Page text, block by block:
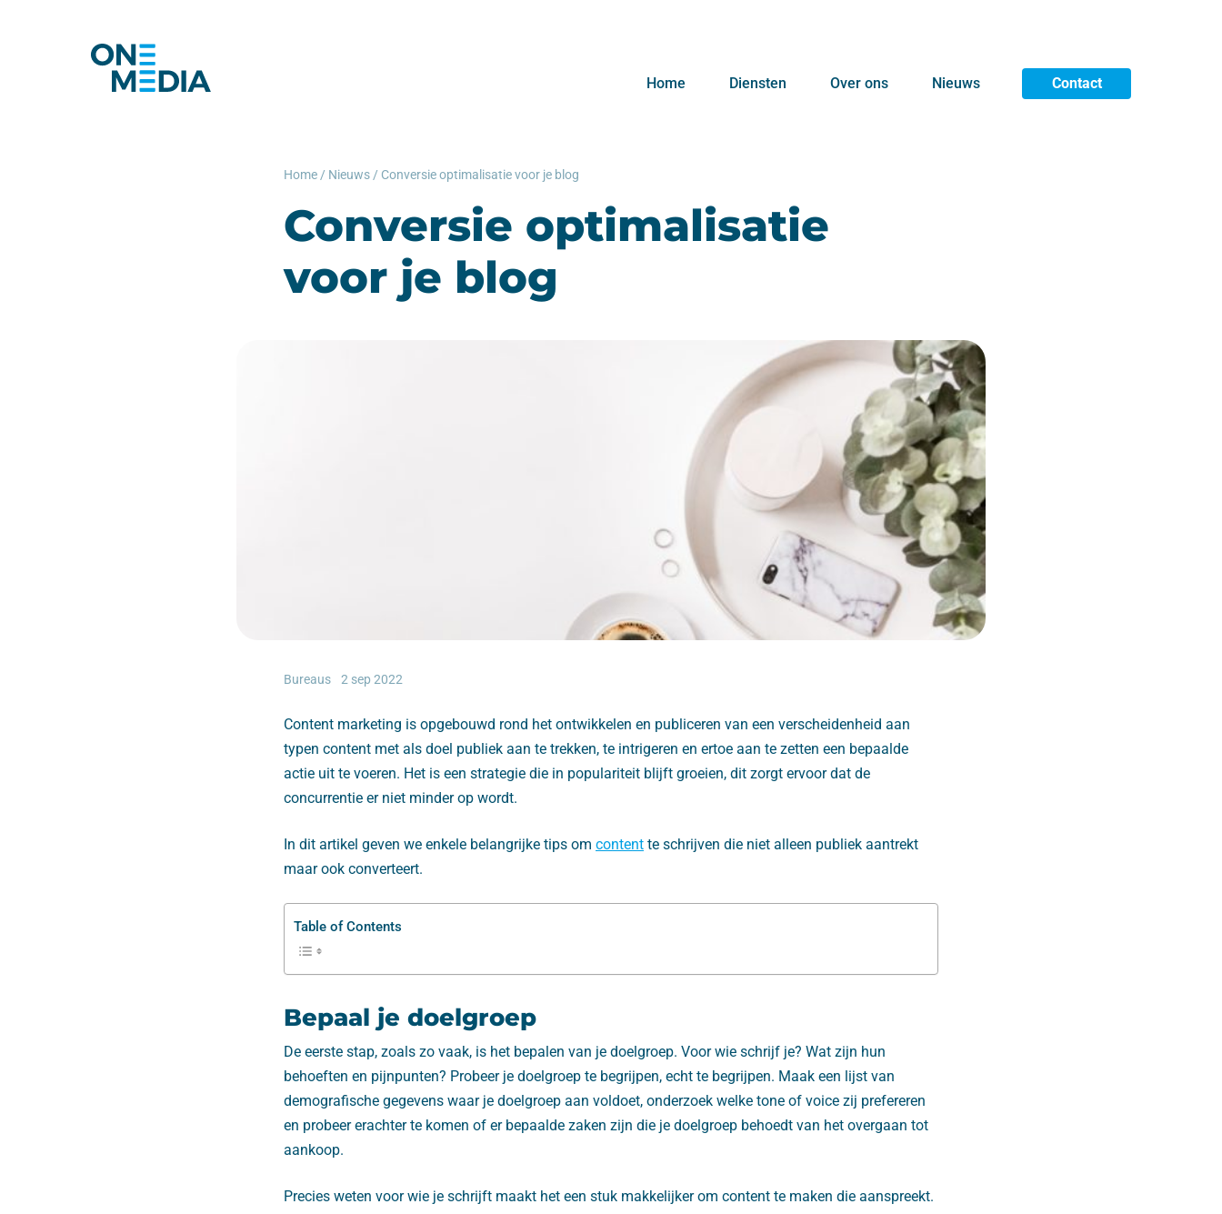
Home Diensten Over ons Nieuws Contact
Home / Nieuws / Conversie optimalisatie voor je blog
Conversie optimalisatie
voor je blog
Bureaus 2 sep 2022
Content marketing is opgebouwd rond het ontwikkelen en publiceren van een verscheidenheid aan
typen content met als doel publiek aan te trekken, te intrigeren en ertoe aan te zetten een bepaalde
actie uit te voeren. Het is een strategie die in populariteit blijft groeien, dit zorgt ervoor dat de
concurrentie er niet minder op wordt.
In dit artikel geven we enkele belangrijke tips om content te schrijven die niet alleen publiek aantrekt
maar ook converteert.
Table of Contents
Bepaal je doelgroep
De eerste stap, zoals zo vaak, is het bepalen van je doelgroep. Voor wie schrijf je? Wat zijn hun
behoeften en pijnpunten? Probeer je doelgroep te begrijpen, echt te begrijpen. Maak een lijst van
demografische gegevens waar je doelgroep aan voldoet, onderzoek welke tone of voice zij prefereren
en probeer erachter te komen of er bepaalde zaken zijn die je doelgroep behoedt van het overgaan tot
aankoop.
Precies weten voor wie je schrijft maakt het een stuk makkelijker om content te maken die aanspreekt.